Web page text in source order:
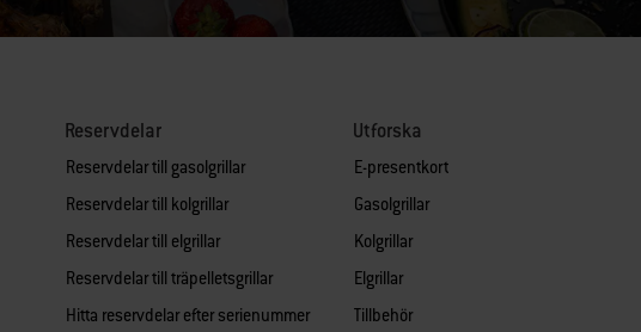
Reservdelar
Reservdelar till gasolgrillar
Reservdelar till kolgrillar
Reservdelar till elgrillar
Reservdelar till träpelletsgrillar
Hitta reservdelar efter serienummer
Utforska
E-presentkort
Gasolgrillar
Kolgrillar
Elgrillar
Tillbehör